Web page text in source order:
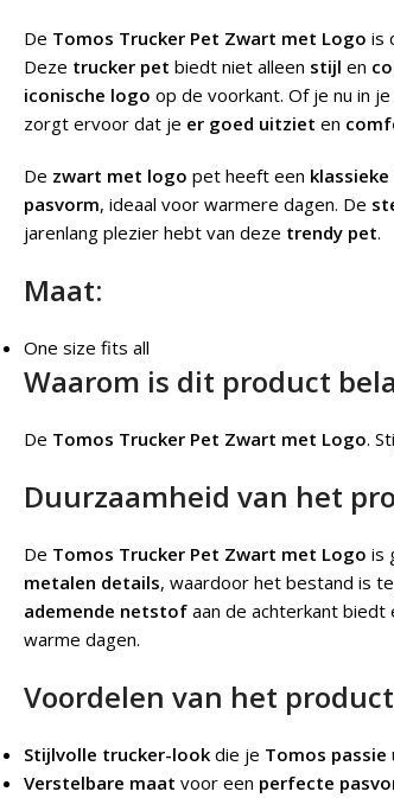
De Tomos Trucker Pet Zwart met Logo is
Deze trucker pet biedt niet alleen stijl en
iconische logo op de voorkant. Of je nu in
zorgt ervoor dat je er goed uitziet en
De zwart met logo pet heeft een
pasvorm, ideaal voor warmere dagen. De
jarenlang plezier hebt van deze trendy pet.
Maat:
One size fits all
Waarom is dit product
De Tomos Trucker Pet Zwart met Logo.
Duurzaamheid van het
De Tomos Trucker Pet Zwart met Logo is
metalen details, waardoor het bestand is
ademende netstof aan de achterkant biedt
warme dagen.
Voordelen van het product
Stijlvolle trucker-look die je Tomos passie
Verstelbare maat voor een perfecte